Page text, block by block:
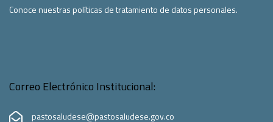
Conoce nuestras políticas de tratamiento de datos personales.
Correo Electrónico Institucional:
pastosaludese@pastosaludese.gov.co